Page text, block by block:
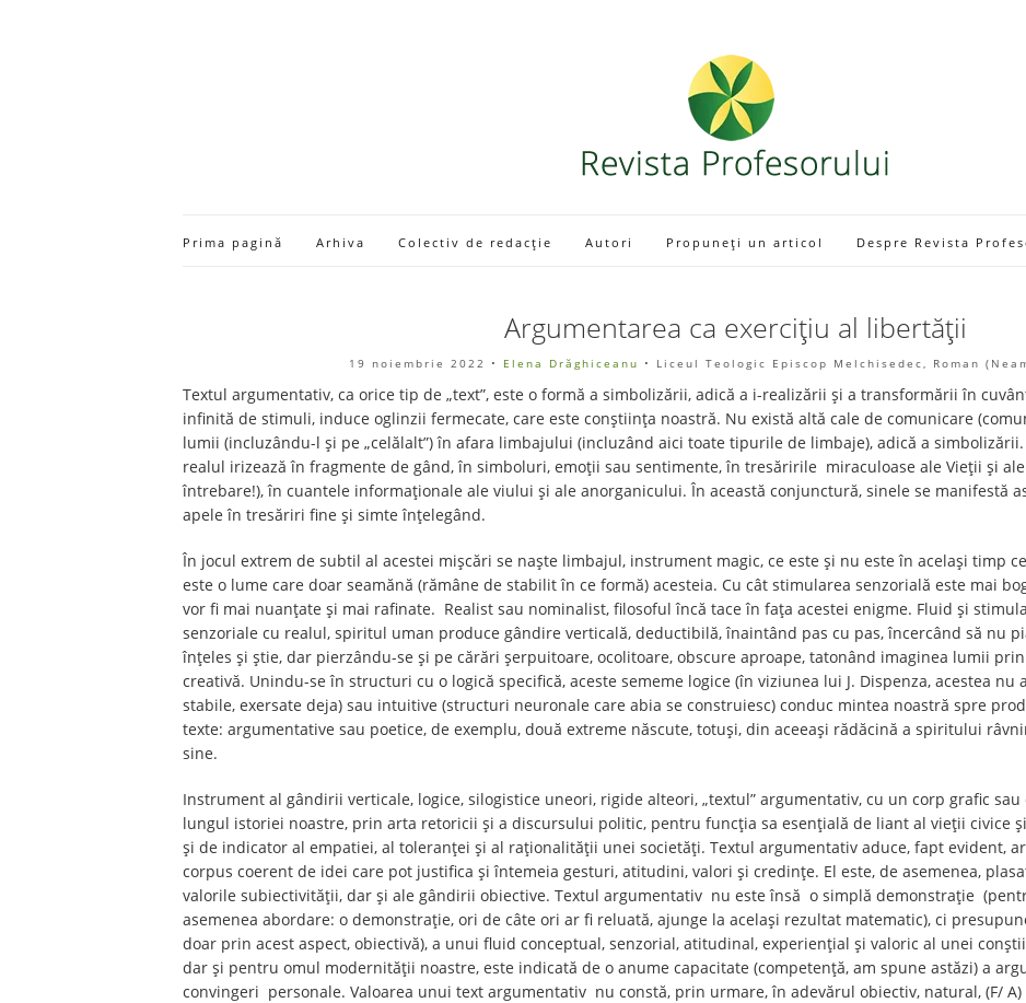
Prima pagină Arhiva Colectiv de redacție Autori Propuneți un articol Despre Revista
Argumentarea ca exercițiu al libertății
19 noiembrie 2022 • Elena Drăghiceanu • Liceul Teologic Episcop Melchisedec, Roman
Textul argumentativ, ca orice tip de „text”, este o formă a simbolizării, adică a i-realizării și a transformării în
infinită de stimuli, induce oglinzii fermecate, care este conștiința noastră. Nu există altă cale de comunicare
lumii (incluzându-l și pe „celălalt”) în afara limbajului (incluzând aici toate tipurile de limbaje), adică a
realul irizează în fragmente de gând, în simboluri, emoții sau sentimente, în tresăririle miraculoase ale Vieții și
întrebare!), în cuantele informaționale ale viului și ale anorganicului. În această conjunctură, sinele se manifestă
apele în tresăriri fine și simte înțelegând.
În jocul extrem de subtil al acestei mișcări se naște limbajul, instrument magic, ce este și nu este în același timp
este o lume care doar seamănă (rămâne de stabilit în ce formă) acesteia. Cu cât stimularea senzorială este mai
vor fi mai nuanțate și mai rafinate. Realist sau nominalist, filosoful încă tace în fața acestei enigme. Fluid și
senzoriale cu realul, spiritul uman produce gândire verticală, deductibilă, înaintând pas cu pas, încercând să nu
înțeles și știe, dar pierzându-se și pe cărări șerpuitoare, ocolitoare, obscure aproape, tatonând imaginea lumii
creativă. Unindu-se în structuri cu o logică specifică, aceste sememe logice (în viziunea lui J. Dispenza, acestea
stabile, exersate deja) sau intuitive (structuri neuronale care abia se construiesc) conduc mintea noastră spre
texte: argumentative sau poetice, de exemplu, două extreme născute, totuși, din aceeași rădăcină a spiritului
sine.
Instrument al gândirii verticale, logice, silogistice uneori, rigide alteori, „textul” argumentativ, cu un corp grafic
lungul istoriei noastre, prin arta retoricii și a discursului politic, pentru funcția sa esențială de liant al vieții civice
și de indicator al empatiei, al toleranței și al raționalității unei societăți. Textul argumentativ aduce, fapt evident,
corpus coerent de idei care pot justifica și întemeia gesturi, atitudini, valori și credințe. El este, de asemenea,
valorile subiectivității, dar și ale gândirii obiective. Textul argumentativ nu este însă o simplă demonstrație
asemenea abordare: o demonstrație, ori de câte ori ar fi reluată, ajunge la același rezultat matematic), ci
doar prin acest aspect, obiectivă), a unui fluid conceptual, senzorial, atitudinal, experiențial și valoric al unei
dar și pentru omul modernității noastre, este indicată de o anume capacitate (competență, am spune astăzi) a
convingeri personale. Valoarea unui text argumentativ nu constă, prin urmare, în adevărul obiectiv, natural, (F/